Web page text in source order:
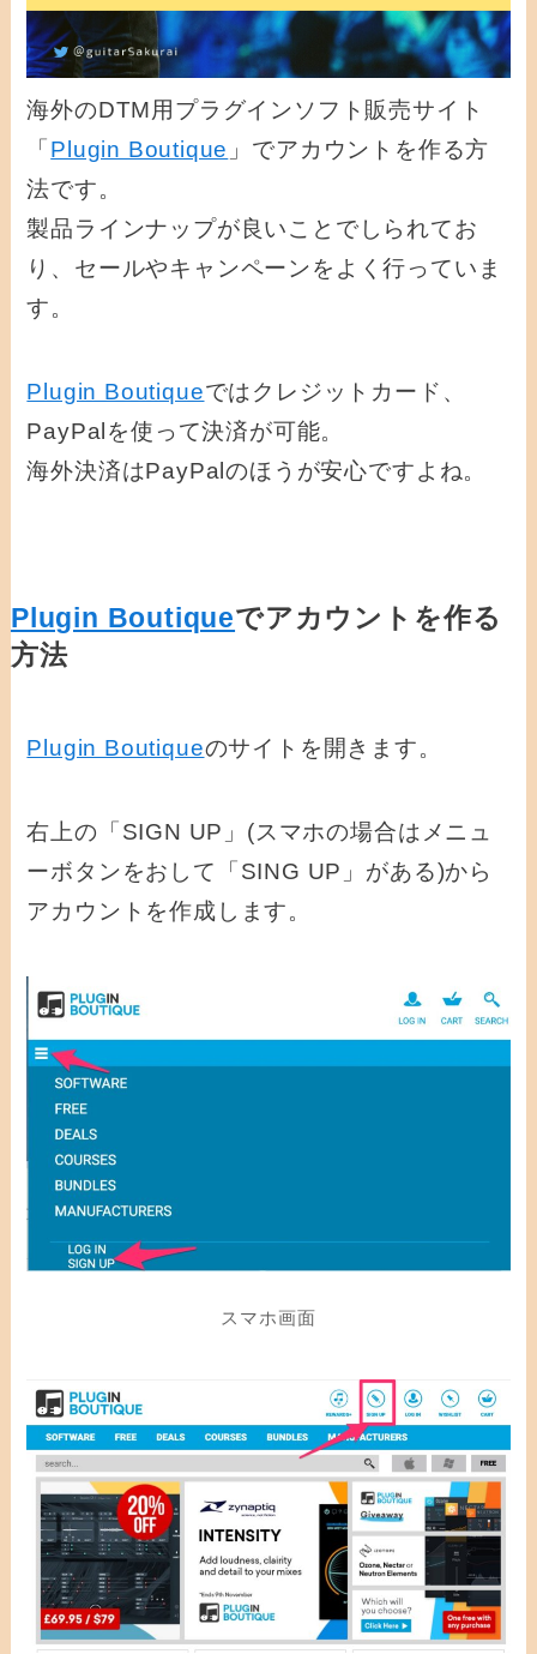
海外のDTM用プラグインソフト販売サイト
「Plugin Boutique 」でアカウントを作る方
法です。
製品ラインナップが良いことでしられてお
り、セールやキャンペーンをよく行っていま
す。
Plugin Boutiqueではクレジットカード、
PayPalを使って決済が可能。
海外決済はPayPalのほうが安心ですよね。
Plugin Boutiqueでアカウントを作る
方法
Plugin Boutiqueのサイトを開きます。
右上の「SIGN UP」(スマホの場合はメニュ
ーボタンをおして「SING UP」がある)から
アカウントを作成します。
スマホ画面